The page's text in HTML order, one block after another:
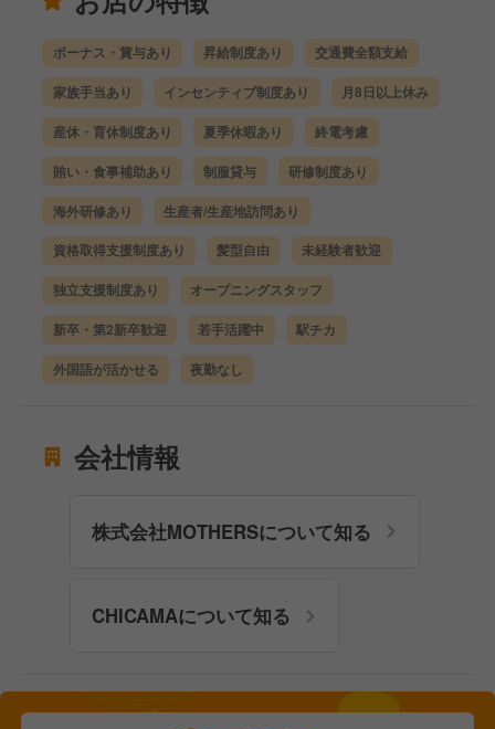
ボーナス・賞与あり 昇給制度あり 交通費全額支給
家族手当あり インセンティブ制度あり 月8日以上休み
産休・育休制度あり 夏季休暇あり 終電考慮
賄い・食事補助あり 制服貸与 研修制度あり
海外研修あり 生産者/生産地訪問あり
資格取得支援制度あり 髪型自由 未経験者歓迎
独立支援制度あり オープニングスタッフ
新卒・第2新卒歓迎 若手活躍中 駅チカ
外国語が活かせる 夜勤なし
会社情報
株式会社MOTHERSについて知る
CHICAMAについて知る